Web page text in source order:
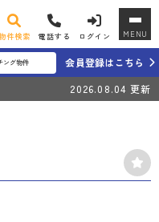
件検索 電話する ログイン MENU
ング物件 会員登録はこちら
2026.08.04 更新